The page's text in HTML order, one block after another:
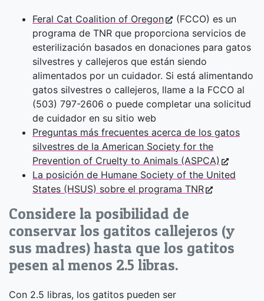
Feral Cat Coalition of Oregon
(FCCO) es un
programa de TNR que proporciona servicios de
esterilización basados en donaciones para gatos
silvestres y callejeros que están siendo
alimentados por un cuidador. Si está alimentando
gatos silvestres o callejeros, llame a la FCCO al
(503) 797-2606 o puede completar una solicitud
de cuidador en su sitio web
Preguntas más frecuentes acerca de los gatos
silvestres de la American Society for the
Prevention of Cruelty to Animals (ASPCA)
La posición de Humane Society of the United
States (HSUS) sobre el programa TNR
Considere la posibilidad de
conservar los gatitos callejeros (y
sus madres) hasta que los gatitos
pesen al menos 2.5 libras.
Con 2.5 libras, los gatitos pueden ser